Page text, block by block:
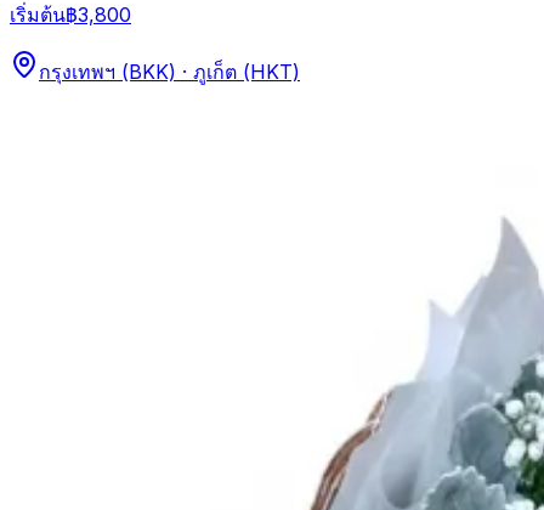
เริ่มต้น฿3,800
กรุงเทพฯ (BKK) · ภูเก็ต (HKT)